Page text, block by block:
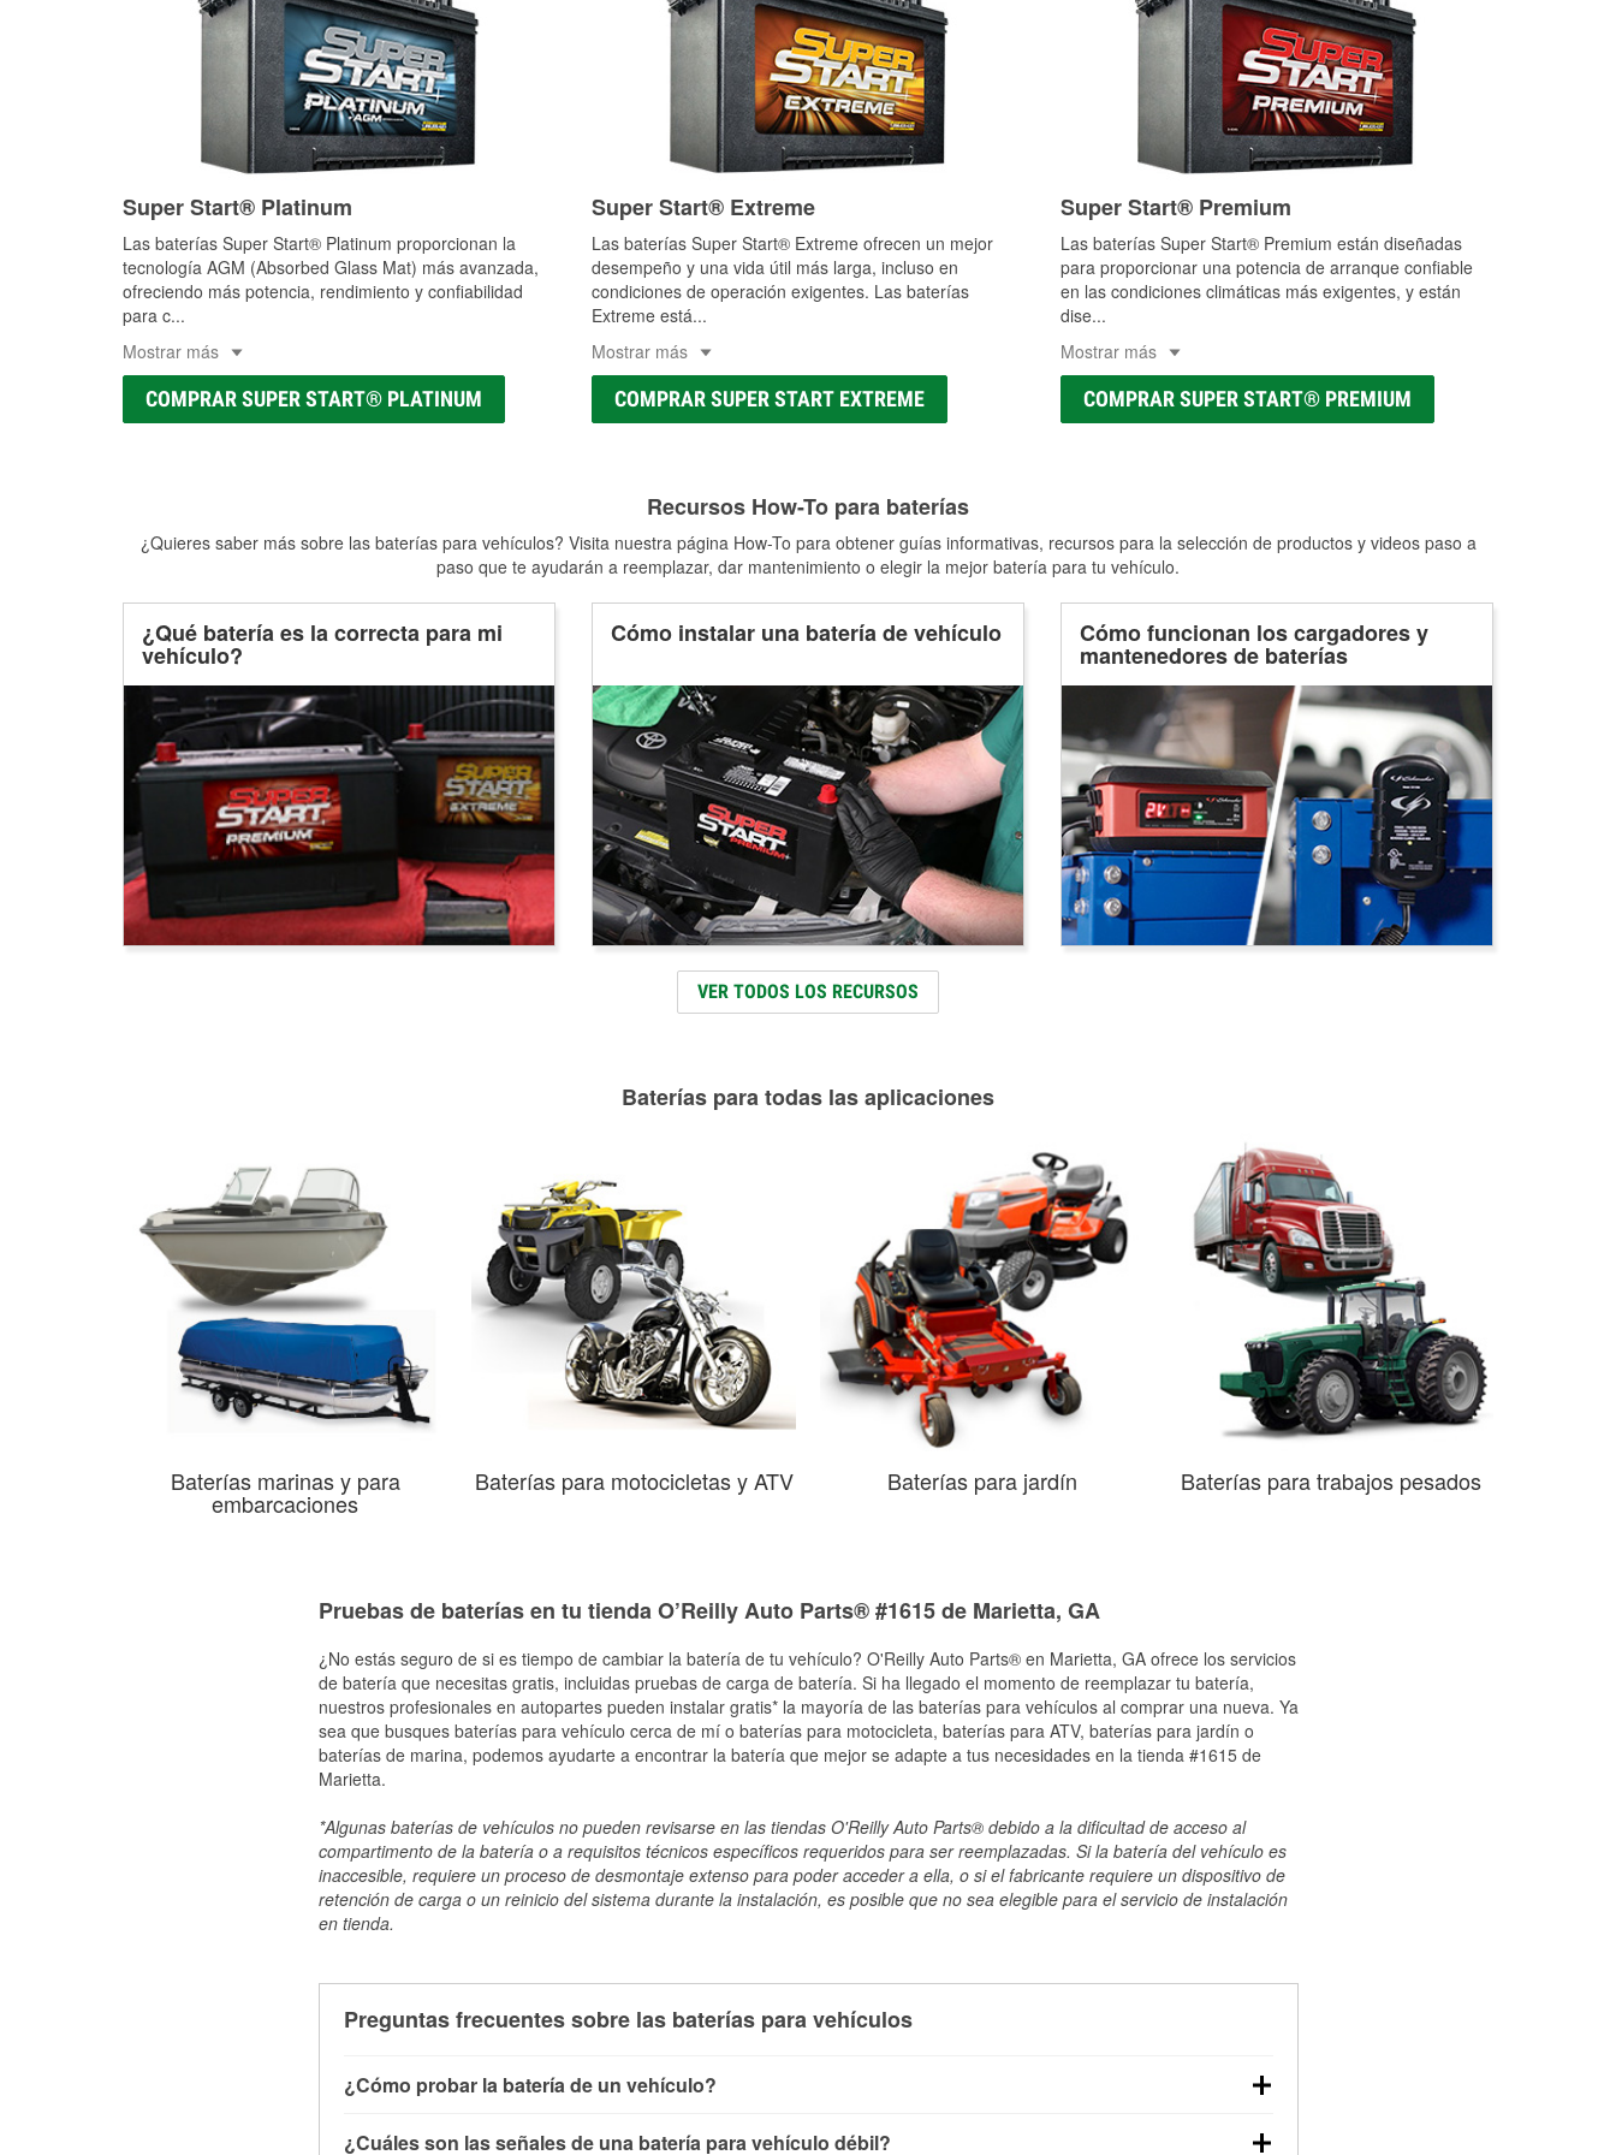
Super Start® Platinum
Las baterías Super Start® Platinum proporcionan la
tecnología AGM (Absorbed Glass Mat) más avanzada,
ofreciendo más potencia, rendimiento y confiabilidad
para c...
Mostrar más
COMPRAR SUPER START® PLATINUM
Super Start® Extreme
Las baterías Super Start® Extreme ofrecen un mejor
desempeño y una vida útil más larga, incluso en
condiciones de operación exigentes. Las baterías
Extreme está...
Mostrar más
COMPRAR SUPER START EXTREME
Super Start® Premium
Las baterías Super Start® Premium están diseñadas
para proporcionar una potencia de arranque confiable
en las condiciones climáticas más exigentes, y están
dise...
Mostrar más
COMPRAR SUPER START® PREMIUM
Recursos How-To para baterías
¿Quieres saber más sobre las baterías para vehículos? Visita nuestra página How-To para obtener guías informativas, recursos para la selección de productos y videos paso a
paso que te ayudarán a reemplazar, dar mantenimiento o elegir la mejor batería para tu vehículo.
¿Qué batería es la correcta para mi
vehículo?
Cómo instalar una batería de vehículo Cómo funcionan los cargadores y
mantenedores de baterías
VER TODOS LOS RECURSOS
Baterías para todas las aplicaciones
Baterías marinas y para
embarcaciones
Baterías para motocicletas y ATV Baterías para jardín Baterías para trabajos pesados
Pruebas de baterías en tu tienda O’Reilly Auto Parts® #1615 de Marietta, GA
¿No estás seguro de si es tiempo de cambiar la batería de tu vehículo? O'Reilly Auto Parts® en Marietta, GA ofrece los servicios
de batería que necesitas gratis, incluidas pruebas de carga de batería. Si ha llegado el momento de reemplazar tu batería,
nuestros profesionales en autopartes pueden instalar gratis* la mayoría de las baterías para vehículos al comprar una nueva. Ya
sea que busques baterías para vehículo cerca de mí o baterías para motocicleta, baterías para ATV, baterías para jardín o
baterías de marina, podemos ayudarte a encontrar la batería que mejor se adapte a tus necesidades en la tienda #1615 de
Marietta.
*Algunas baterías de vehículos no pueden revisarse en las tiendas O'Reilly Auto Parts® debido a la dificultad de acceso al
compartimento de la batería o a requisitos técnicos específicos requeridos para ser reemplazadas. Si la batería del vehículo es
inaccesible, requiere un proceso de desmontaje extenso para poder acceder a ella, o si el fabricante requiere un dispositivo de
retención de carga o un reinicio del sistema durante la instalación, es posible que no sea elegible para el servicio de instalación
en tienda.
Preguntas frecuentes sobre las baterías para vehículos
¿Cómo probar la batería de un vehículo?
¿Cuáles son las señales de una batería para vehículo débil?